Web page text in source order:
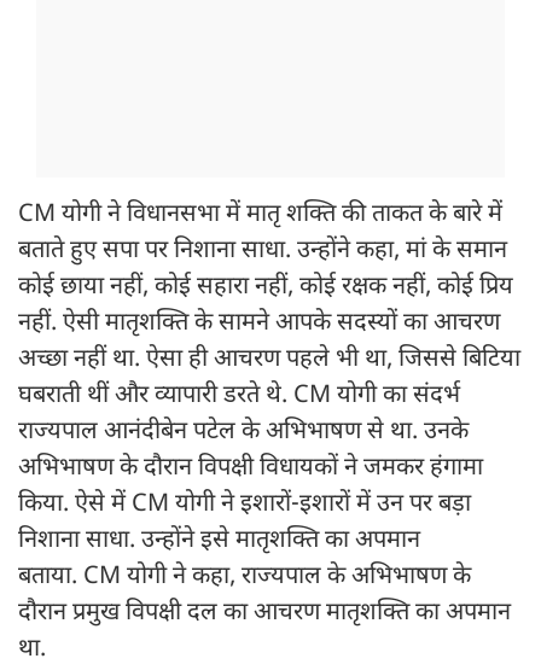
CM योगी ने विधानसभा में मातृ शक्ति की ताकत के बारे में
बताते हुए सपा पर निशाना साधा. उन्होंने कहा, मां के समान
कोई छाया नहीं, कोई सहारा नहीं, कोई रक्षक नहीं, कोई प्रिय
नहीं. ऐसी मातृशक्ति के सामने आपके सदस्यों का आचरण
अच्छा नहीं था. ऐसा ही आचरण पहले भी था, जिससे बिटिया
घबराती थीं और व्यापारी डरते थे. CM योगी का संदर्भ
राज्यपाल आनंदीबेन पटेल के अभिभाषण से था. उनके
अभिभाषण के दौरान विपक्षी विधायकों ने जमकर हंगामा
किया. ऐसे में CM योगी ने इशारों-इशारों में उन पर बड़ा
निशाना साधा. उन्होंने इसे मातृशक्ति का अपमान
बताया. CM योगी ने कहा, राज्यपाल के अभिभाषण के
दौरान प्रमुख विपक्षी दल का आचरण मातृशक्ति का अपमान
था.